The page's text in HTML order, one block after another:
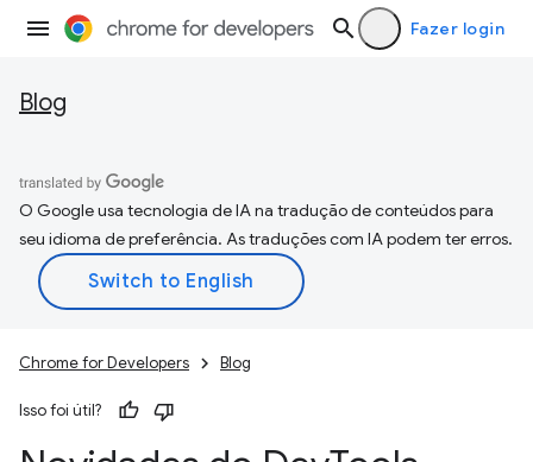
Fazer login
Blog
O Google usa tecnologia de IA na tradução de conteúdos para
seu idioma de preferência. As traduções com IA podem ter erros.
Chrome for Developers Blog
Isso foi útil?